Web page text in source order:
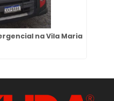
na Vila Maria